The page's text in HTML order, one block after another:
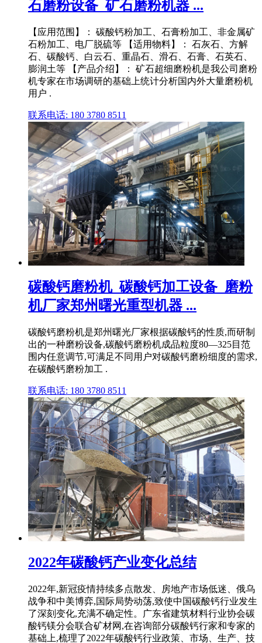
石磨粉设备_矿石磨粉机器 ...
【应用范围】： 碳酸钙粉加工、石膏粉加工、非金属矿
石粉加工、电厂脱硫等 【适用物料】： 石灰石、方解
石、碳酸钙、白云石、重晶石、滑石、石膏、石英石、
膨润土等 【产品介绍】： 矿石超细磨粉机是我公司磨粉
机专家在市场调研的基础上统计分析国内外大量磨粉机
用户 .
联系电话: 180 3780 8511
碳酸钙磨粉机_碳酸钙加工设备_磨粉
机厂家郑州曙光重型机器 ...
碳酸钙磨粉机是郑州曙光厂家根据碳酸钙的性质,而研制
出的一种磨粉设备,碳酸钙磨粉机成品粒度80—325目范
围内任意调节,可满足不同用户对碳酸钙磨粉细度的需求,
在碳酸钙磨粉加工 .
联系电话: 180 3780 8511
2022年碳酸钙产业变化总结
2022年,新冠疫情持续多点散发、房地产市场低迷、俄乌
战争和中美博弈,国际局势动荡,致使中国碳酸钙行业发生
了深刻变化,充满不确定性。广东省建筑材料行业协会碳
酸钙镁分会联合矿材网,在咨询部分碳酸钙行家和专家的
基础上,梳理了2022年碳酸钙行业政策、市场、生产、技